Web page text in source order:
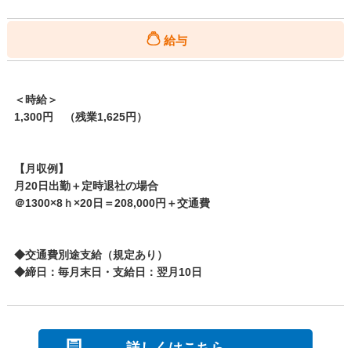
給与
＜時給＞
1,300円 （残業1,625円）
【月収例】
月20日出勤＋定時退社の場合
＠1300×8ｈ×20日＝208,000円＋交通費
◆交通費別途支給（規定あり）
◆締日：毎月末日・支給日：翌月10日